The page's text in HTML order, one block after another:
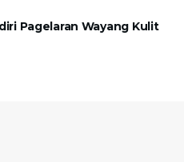
Pagelaran Wayang Kulit